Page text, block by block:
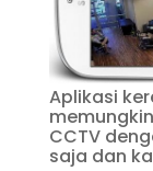
Aplikasi
CCTV
saja dan